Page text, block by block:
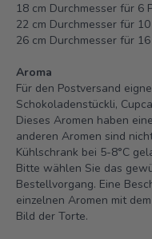
18 cm Durchmesser für 6
22 cm Durchmesser für
26 cm Durchmesser für
Aroma
Für den Postversand
Schokoladenstückli,
Dieses Aromen haben
anderen Aromen sind
Kühlschrank bei 5-8°C
Bitte wählen Sie das
Bestellvorgang. Eine
einzelnen Aromen mit
Bild der Torte.